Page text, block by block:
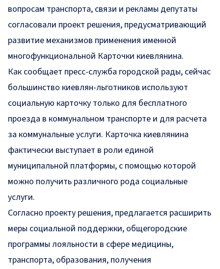
вопросам транспорта, связи и рекламы депутаты
согласовали проект решения, предусматривающий
развитие механизмов применения именной
многофункциональной Карточки киевлянина.
Как сообщает пресс-служба городской рады, сейчас
большинство киевлян-льготников используют
социальную карточку только для бесплатного
проезда в коммунальном транспорте и для расчета
за коммунальные услуги. Карточка киевлянина
фактически выступает в роли единой
муниципальной платформы, с помощью которой
можно получить различного рода социальные
услуги.
Согласно проекту решения, предлагается расширить
меры социальной поддержки, общегородские
программы лояльности в сфере медицины,
транспорта, образования, получения